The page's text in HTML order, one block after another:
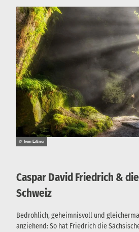
© Iven Eißner
Caspar David Friedrich &
Schweiz
Bedrohlich, geheimnisvoll und
anziehend: So hat Friedrich die